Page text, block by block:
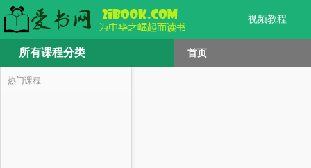
视频教程
所有课程分类 首页
热门课程